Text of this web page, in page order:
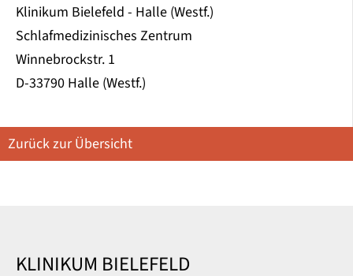
Klinikum Bielefeld - Halle (Westf.)
Schlafmedizinisches Zentrum
Winnebrockstr. 1
D-33790 Halle (Westf.)
Zurück zur Übersicht
KLINIKUM BIELEFELD